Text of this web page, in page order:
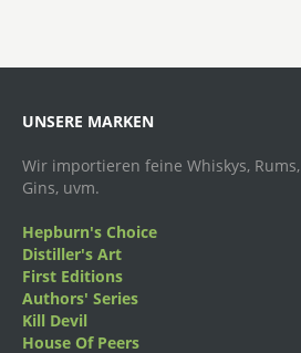
UNSERE MARKEN
Wir importieren feine Whiskys, Rums,
Gins, uvm.
Hepburn's Choice
Distiller's Art
First Editions
Authors' Series
Kill Devil
House Of Peers